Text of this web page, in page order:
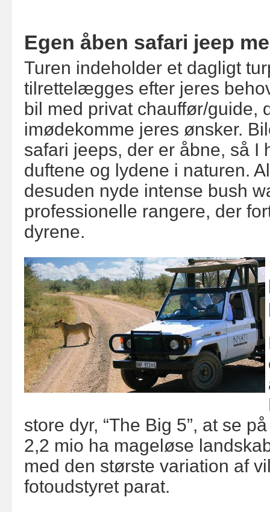
Egen åben safari jeep
Turen indeholder et dagligt
tilrettelægges efter jeres
bil med privat chauffør/guide,
imødekomme jeres ønsker.
safari jeeps, der er åbne, så
duftene og lydene i naturen.
desuden nyde intense bush
professionelle rangere, der
dyrene.
store dyr, “The Big 5”, at se
2,2 mio ha mageløse
med den største variation af
fotoudstyret parat.